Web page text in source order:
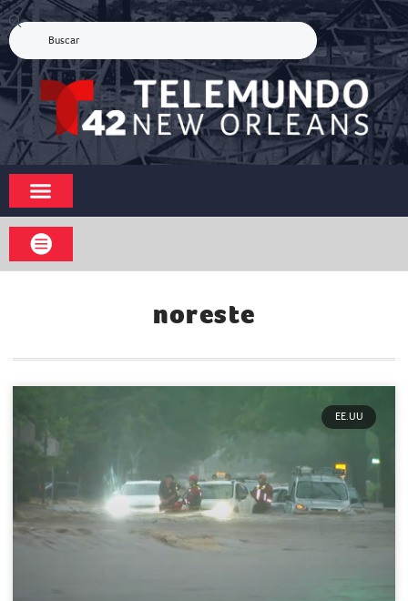
noreste
EE.UU